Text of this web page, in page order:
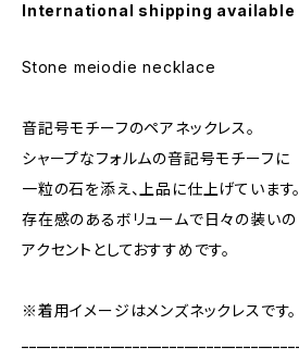
International shipping available
Stone meiodie necklace
音記号モチーフのペアネックレス。
シャープなフォルムの音記号モチーフに
一粒の石を添え、上品に仕上げています。
存在感のあるボリュームで日々の装いの
アクセントとしておすすめです。
※着用イメージはメンズネックレスです。